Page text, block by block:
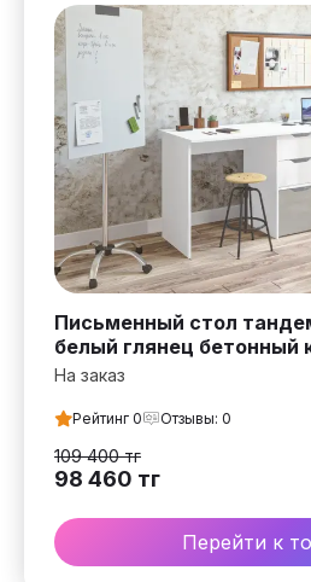
Письменный стол
белый глянец бетонный
На заказ
Рейтинг 0 Отзывы: 0
109 400тг
98 460 тг
Перейти к